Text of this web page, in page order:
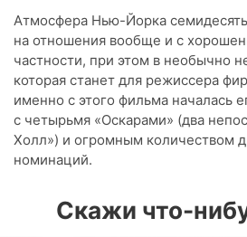
Атмосфера Нью-Йорка
на отношения вообще и с
частности, при этом в необычно
которая станет для режиссера
именно с этого фильма началась
с четырьмя «Оскарами» (два
Холл») и огромным количеством
номинаций.
Скажи что-